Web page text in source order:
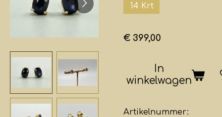
14 Krt
€ 399,00
In
winkelwagen
Artikelnummer: